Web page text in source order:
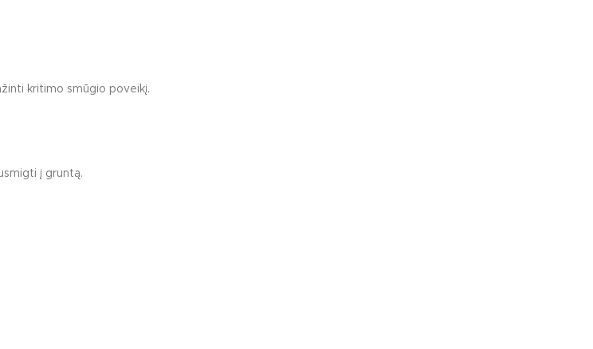
negalia
Lauko baldai vaikų žaidimų aikštelėms
kritimo smūgio poveikį.
į gruntą.